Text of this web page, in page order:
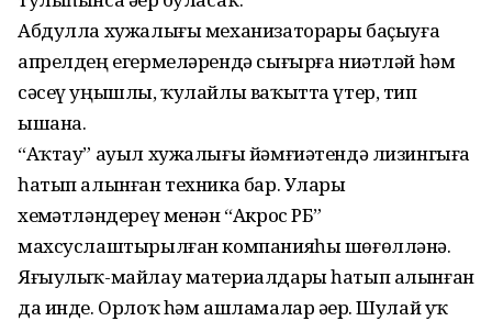
Абдулла хужалығы механизаторҙары баҫыуға
апрелдең егермеләрендә сығырға ниәтләй һәм
сәсеү уңышлы, ҡулайлы ваҡытта үтер, тип
ышана.
“Аҡтау” ауыл хужалығы йәмғиәтендә лизингыға
һатып алынған техника бар. Уларҙы
хеҙмәтләндереү менән “Акрос РБ”
махсуслаштырылған компанияһы шөғөлләнә.
Яғыулыҡ-майлау материалдары һатып алынған
да инде. Орлоҡ һәм ашламалар әҙер. Шулай уҡ